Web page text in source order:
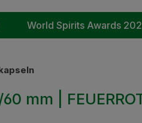
World Spirits Awards
mm |